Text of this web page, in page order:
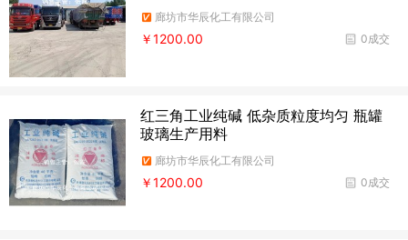
廊坊市华辰化工有限公司
0成交
￥1200.00
红三角工业纯碱 低杂质粒度均匀 瓶罐
玻璃生产用料
廊坊市华辰化工有限公司
0成交
￥1200.00